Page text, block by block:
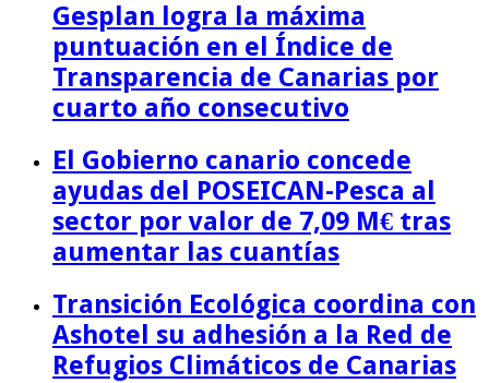
Gesplan logra la máxima
puntuación en el Índice de
Transparencia de Canarias por
cuarto año consecutivo
El Gobierno canario concede
ayudas del POSEICAN-Pesca al
sector por valor de 7,09 M€ tras
aumentar las cuantías
Transición Ecológica coordina con
Ashotel su adhesión a la Red de
Refugios Climáticos de Canarias